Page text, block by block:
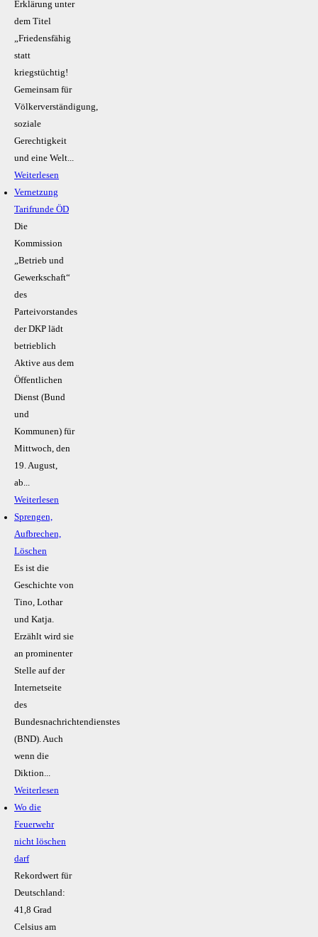
Erklärung unter
dem Titel
„Friedensfähig
statt
kriegstüchtig!
Gemeinsam für
Völkerverständigung,
soziale
Gerechtigkeit
und eine Welt...
Weiterlesen
Vernetzung
Tarifrunde ÖD
Die
Kommission
„Betrieb und
Gewerkschaft“
des
Parteivorstandes
der DKP lädt
betrieblich
Aktive aus dem
Öffentlichen
Dienst (Bund
und
Kommunen) für
Mittwoch, den
19. August,
ab...
Weiterlesen
Sprengen,
Aufbrechen,
Löschen
Es ist die
Geschichte von
Tino, Lothar
und Katja.
Erzählt wird sie
an prominenter
Stelle auf der
Internetseite
des
Bundesnachrichtendienstes
(BND). Auch
wenn die
Diktion...
Weiterlesen
Wo die
Feuerwehr
nicht löschen
darf
Rekordwert für
Deutschland:
41,8 Grad
Celsius am